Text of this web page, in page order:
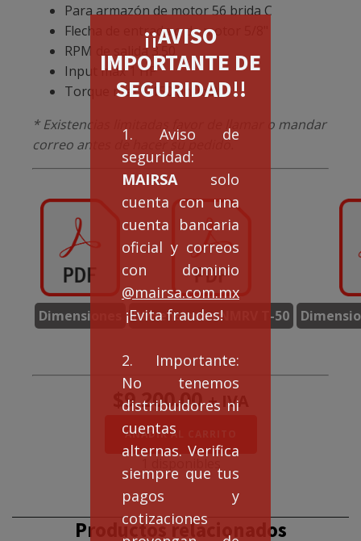
¡¡AVISO
IMPORTANTE DE
SEGURIDAD!!
1. Aviso de
seguridad:
MAIRSA solo
cuenta con una
cuenta bancaria
oficial y correos
con dominio
@mairsa.com.mx
¡Evita fraudes!
2. Importante:
No tenemos
distribuidores ni
cuentas
alternas. Verifica
siempre que tus
pagos y
cotizaciones
Para armazón de motor 56 brida C
Flecha de entrada o de motor 5/8"
RPM de salida 3.50
Input max 1 HP
Torque max 1,150 (in-lbs)
* Existencias limitadas favor de llamar o mandar
correo antes de hacer su pedido.
Dimensiones Dimensiones NMRV T-50
$9,200.00 + IVA
Doble
Reducción
NMRVD50/63
500:1
cantidad
AÑADIR AL CARRITO
Productos relacionados